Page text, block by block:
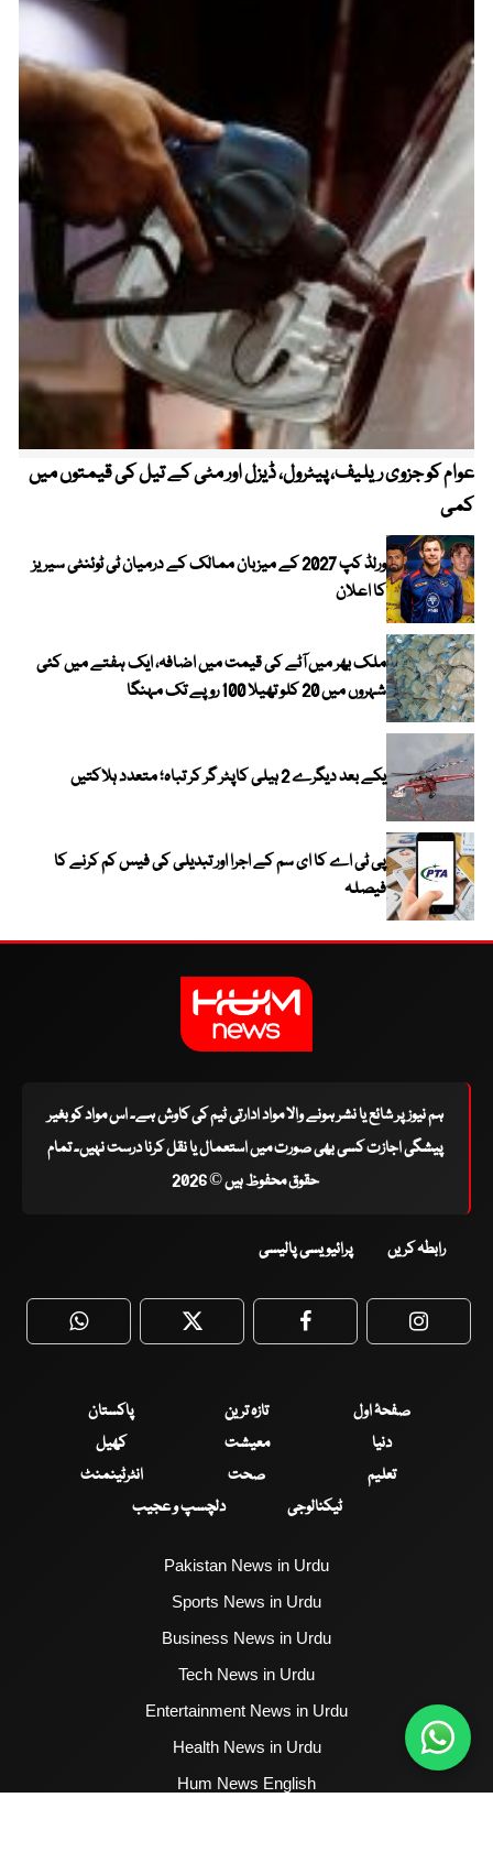
عوام کو جزوی ریلیف، پیٹرول، ڈیزل اور مٹی کے تیل کی قیمتوں میں
کمی
ورلڈ کپ 2027 کے میزبان ممالک کے درمیان ٹی ٹوئنٹی سیریز
کا اعلان
ملک بھر میں آٹے کی قیمت میں اضافہ، ایک ہفتے میں کئی
شہروں میں 20 کلو تھیلا 100 روپے تک مہنگا
یکے بعد دیگرے 2 ہیلی کاپٹر گر کر تباہ؛ متعدد ہلاکتیں
پی ٹی اے کا ای سم کے اجرا اور تبدیلی کی فیس کم کرنے کا
فیصلہ
ہم نیوز پر شائع یا نشر ہونے والا مواد ادارتی ٹیم کی کاوش ہے۔ اس مواد کو بغیر
پیشگی اجازت کسی بھی صورت میں استعمال یا نقل کرنا درست نہیں۔ تمام
حقوق محفوظ ہیں © 2026
رابطہ کریں پرائیویسی پالیسی
WhatsApp Twitter Facebook
صفحۂ اول تازہ ترین
پاکستان
دنیا
معیشت
کھیل
تعلیم
صحت
انٹرٹینمنٹ
ٹیکنالوجی
دلچسپ و عجیب
Pakistan News in Urdu
Sports News in Urdu
Business News in Urdu
Tech News in Urdu
Entertainment News in Urdu
Health News in Urdu
Hum News English